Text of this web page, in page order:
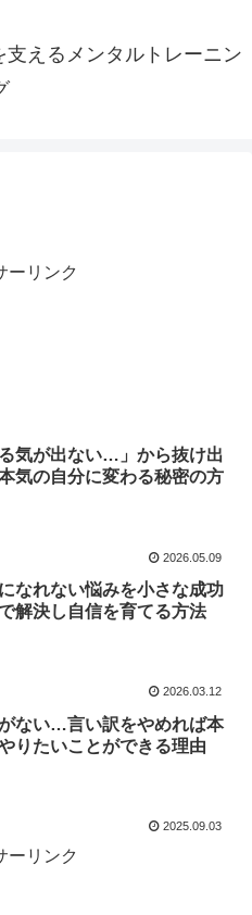
支えるメンタルトレーニン
ーリンク
る気が出ない…」から抜け出
気の自分に変わる秘密の方
2026.05.09
なれない悩みを小さな成功
解決し自信を育てる方法
2026.03.12
ない…言い訳をやめれば本
りたいことができる理由
2025.09.03
ーリンク